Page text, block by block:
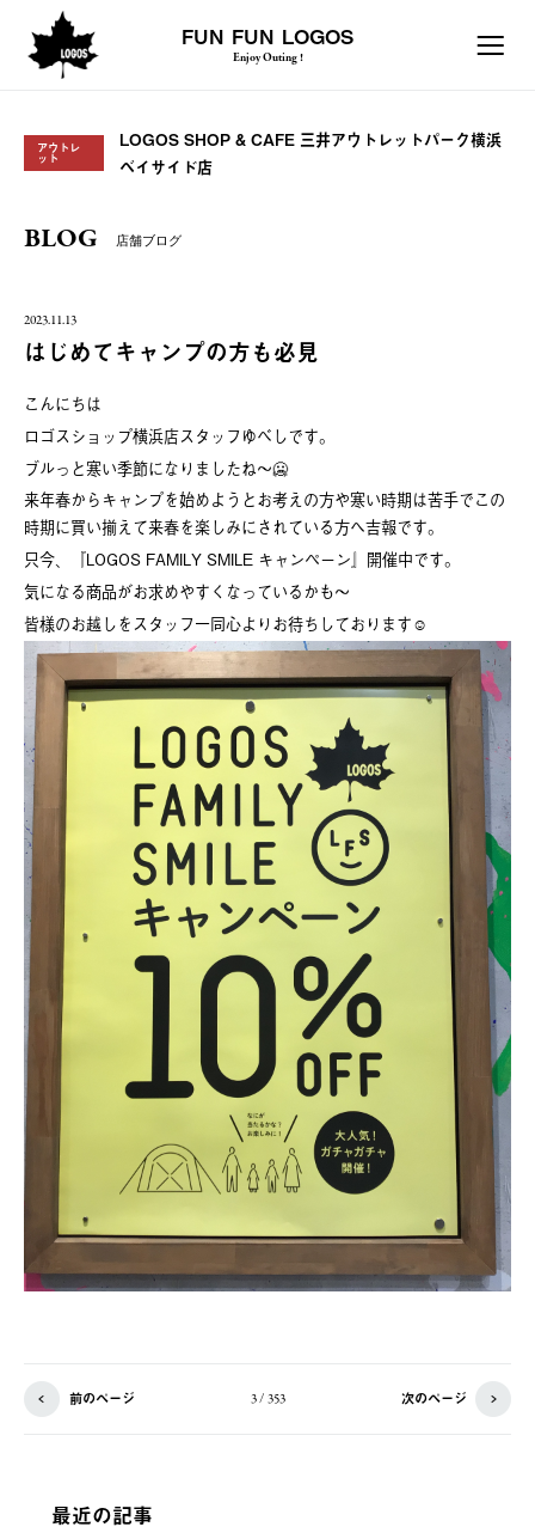
FUN FUN LOGOS
Enjoy Outing !
アウトレ
ット
LOGOS SHOP & CAFE 三井アウトレットパーク横浜
ベイサイド店
BLOG 店舗ブログ
2023.11.13
はじめてキャンプの方も必見
こんにちは
ロゴスショップ横浜店スタッフゆべしです。
ブルっと寒い季節になりましたね〜🥶
来年春からキャンプを始めようとお考えの方や寒い時期は苦手でこの
時期に買い揃えて来春を楽しみにされている方へ吉報です。
只今、『LOGOS FAMILY SMILE キャンペーン』開催中です。
気になる商品がお求めやすくなっているかも〜
皆様のお越しをスタッフ一同心よりお待ちしております☺️
前のページ 3 / 353 次のページ
最近の記事